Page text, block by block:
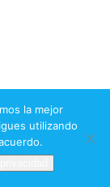
la mejor
utilizando